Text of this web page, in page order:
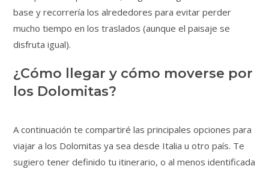
base y recorrería los alrededores para evitar perder
mucho tiempo en los traslados (aunque el paisaje se
disfruta igual).
¿Cómo llegar y cómo moverse por
los Dolomitas?
A continuación te compartiré las principales opciones para
viajar a los Dolomitas ya sea desde Italia u otro país. Te
sugiero tener definido tu itinerario, o al menos identificada